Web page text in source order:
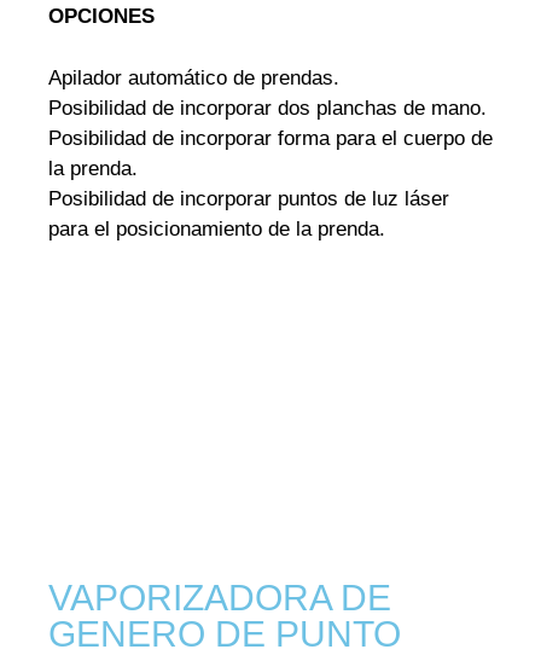
OPCIONES
Apilador automático de prendas.
Posibilidad de incorporar dos planchas de mano.
Posibilidad de incorporar forma para el cuerpo de
la prenda.
Posibilidad de incorporar puntos de luz láser
para el posicionamiento de la prenda.
VAPORIZADORA DE
GENERO DE PUNTO